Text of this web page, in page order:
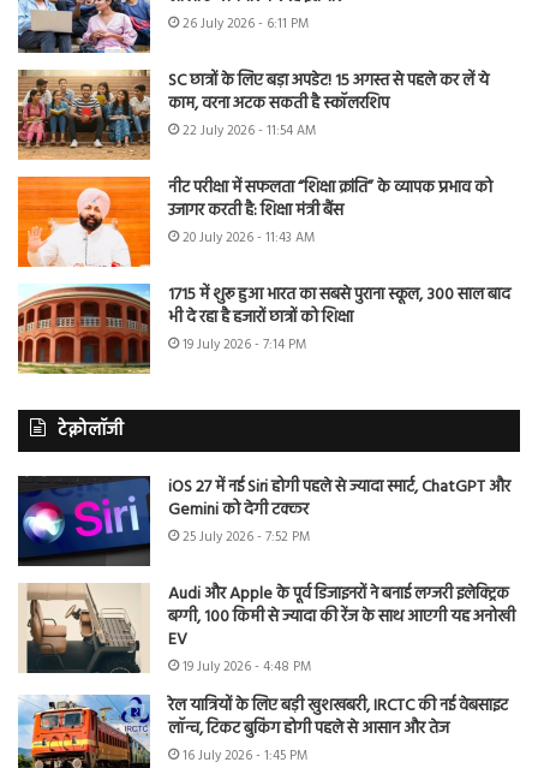
26 July 2026 - 6:11 PM
SC छात्रों के लिए बड़ा अपडेट! 15 अगस्त से पहले कर लें ये
काम, वरना अटक सकती है स्कॉलरशिप
22 July 2026 - 11:54 AM
नीट परीक्षा में सफलता “शिक्षा क्रांति” के व्यापक प्रभाव को
उजागर करती है: शिक्षा मंत्री बैंस
20 July 2026 - 11:43 AM
1715 में शुरू हुआ भारत का सबसे पुराना स्कूल, 300 साल बाद
भी दे रहा है हजारों छात्रों को शिक्षा
19 July 2026 - 7:14 PM
टेक्नोलॉजी
iOS 27 में नई Siri होगी पहले से ज्यादा स्मार्ट, ChatGPT और
Gemini को देगी टक्कर
25 July 2026 - 7:52 PM
Audi और Apple के पूर्व डिजाइनरों ने बनाई लग्जरी इलेक्ट्रिक
बग्गी, 100 किमी से ज्यादा की रेंज के साथ आएगी यह अनोखी
EV
19 July 2026 - 4:48 PM
रेल यात्रियों के लिए बड़ी खुशखबरी, IRCTC की नई वेबसाइट
लॉन्च, टिकट बुकिंग होगी पहले से आसान और तेज
16 July 2026 - 1:45 PM